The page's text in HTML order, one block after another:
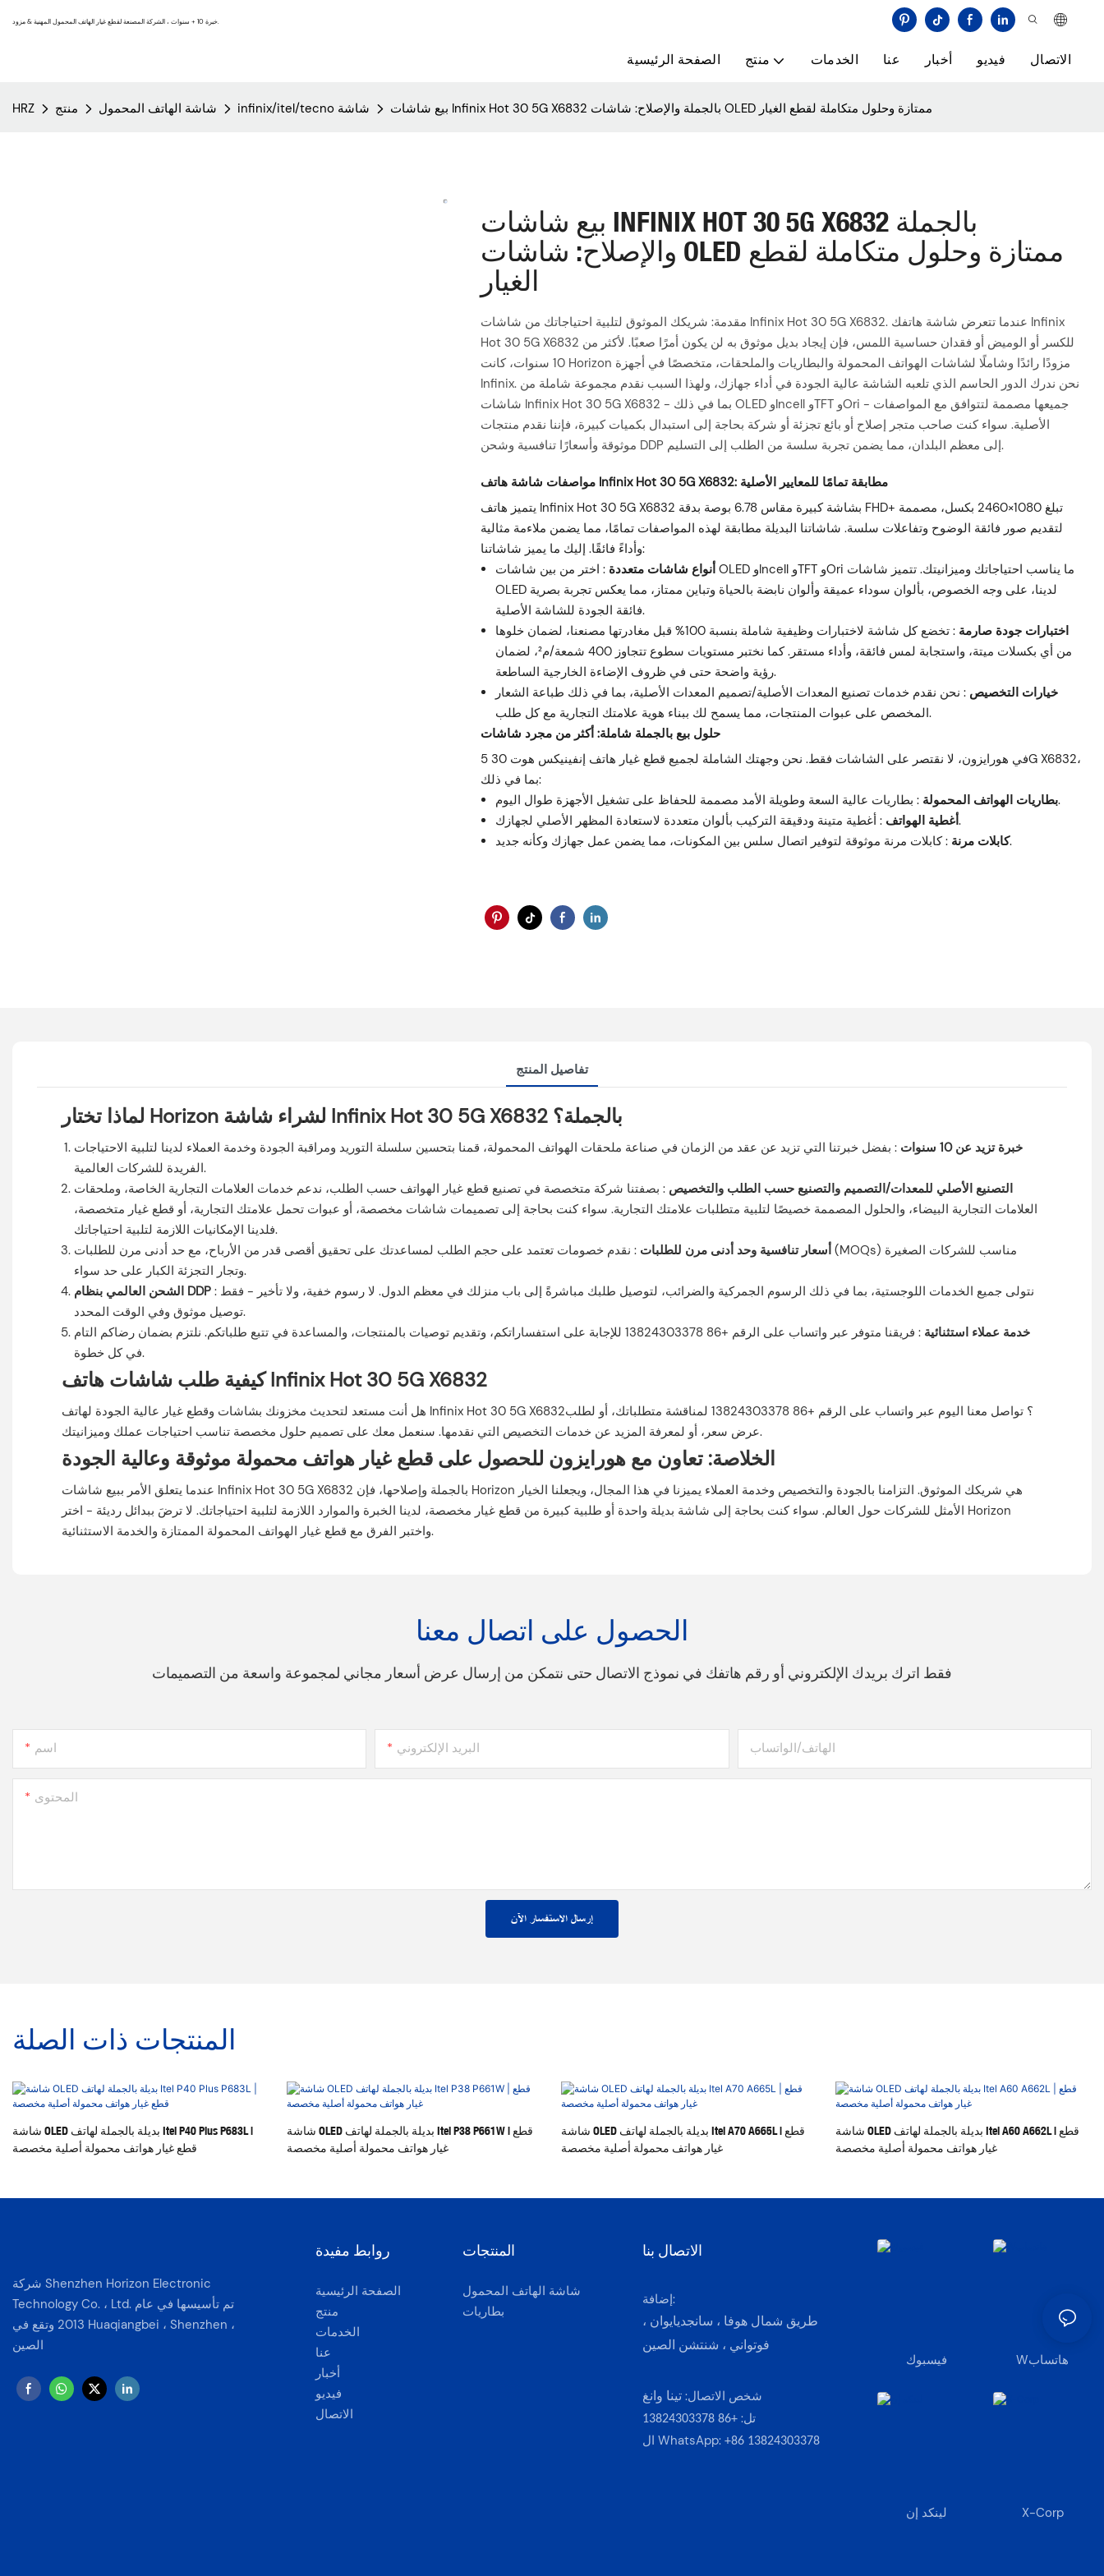
الصفحة الرئيسية منتج الخدمات عنا أخبار فيديو الاتصال
HRZ منتج شاشة الهاتف المحمول infinix/itel/tecno شاشة بيع شاشات Infinix Hot 30 5G X6832 بالجملة والإصلاح: شاشات OLED ممتازة وحلول متكاملة لقطع الغيار
بيع شاشات INFINIX HOT 30 5G X6832 بالجملة
والإصلاح: شاشات OLED ممتازة وحلول متكاملة لقطع
الغيار
مقدمة: شريكك الموثوق لتلبية احتياجاتك من شاشات Infinix Hot 30 5G X6832. عندما تتعرض شاشة هاتفك Infinix
Hot 30 5G X6832 للكسر أو الوميض أو فقدان حساسية اللمس، فإن إيجاد بديل موثوق به لن يكون أمرًا صعبًا. لأكثر من
10 سنوات، كانت Horizon مزودًا رائدًا وشاملًا لشاشات الهواتف المحمولة والبطاريات والملحقات، متخصصًا في أجهزة
Infinix. نحن ندرك الدور الحاسم الذي تلعبه الشاشة عالية الجودة في أداء جهازك، ولهذا السبب نقدم مجموعة شاملة من
شاشات Infinix Hot 30 5G X6832 - بما في ذلك OLED وIncell وTFT وOri - جميعها مصممة لتتوافق مع المواصفات
الأصلية. سواء كنت صاحب متجر إصلاح أو بائع تجزئة أو شركة بحاجة إلى استبدال بكميات كبيرة، فإننا نقدم منتجات
موثوقة وأسعارًا تنافسية وشحن DDP إلى معظم البلدان، مما يضمن تجربة سلسة من الطلب إلى التسليم.
مواصفات شاشة هاتف Infinix Hot 30 5G X6832: مطابقة تمامًا للمعايير الأصلية
يتميز هاتف Infinix Hot 30 5G X6832 بشاشة كبيرة مقاس 6.78 بوصة بدقة FHD+ تبلغ 1080×2460 بكسل، مصممة
لتقديم صور فائقة الوضوح وتفاعلات سلسة. شاشاتنا البديلة مطابقة لهذه المواصفات تمامًا، مما يضمن ملاءمة مثالية
وأداءً فائقًا. إليك ما يميز شاشاتنا:
أنواع شاشات متعددة : اختر من بين شاشات OLED وIncell وTFT وOri ما يناسب احتياجاتك وميزانيتك. تتميز شاشات
OLED لدينا، على وجه الخصوص، بألوان سوداء عميقة وألوان نابضة بالحياة وتباين ممتاز، مما يعكس تجربة بصرية
فائقة الجودة للشاشة الأصلية.
اختبارات جودة صارمة
: تخضع كل شاشة لاختبارات وظيفية شاملة بنسبة 100% قبل مغادرتها مصنعنا، لضمان خلوها
من أي بكسلات ميتة، واستجابة لمس فائقة، وأداء مستقر. كما نختبر مستويات سطوع تتجاوز 400 شمعة/م²، لضمان
رؤية واضحة حتى في ظروف الإضاءة الخارجية الساطعة.
خيارات التخصيص : نحن نقدم خدمات تصنيع المعدات الأصلية/تصميم المعدات الأصلية، بما في ذلك طباعة الشعار
المخصص على عبوات المنتجات، مما يسمح لك ببناء هوية علامتك التجارية مع كل طلب.
حلول بيع بالجملة شاملة: أكثر من مجرد شاشات
في هورايزون، لا نقتصر على الشاشات فقط. نحن وجهتك الشاملة لجميع قطع غيار هاتف إنفينيكس هوت 30 5G X6832،
بما في ذلك:
بطاريات الهواتف المحمولة: بطاريات عالية السعة وطويلة الأمد مصممة للحفاظ على تشغيل الأجهزة طوال اليوم.
أغطية الهواتف: أغطية متينة ودقيقة التركيب بألوان متعددة لاستعادة المظهر الأصلي لجهازك.
كابلات مرنة: كابلات مرنة موثوقة لتوفير اتصال سلس بين المكونات، مما يضمن عمل جهازك وكأنه جديد.
تفاصيل المنتج
لماذا تختار Horizon لشراء شاشة Infinix Hot 30 5G X6832 بالجملة؟
خبرة تزيد عن 10 سنوات
: بفضل خبرتنا التي تزيد عن عقد من الزمان في صناعة ملحقات الهواتف المحمولة، قمنا بتحسين سلسلة التوريد ومراقبة الجودة وخدمة العملاء لدينا لتلبية الاحتياجات
الفريدة للشركات العالمية.
التصنيع الأصلي للمعدات/التصميم والتصنيع حسب الطلب والتخصيص : بصفتنا شركة متخصصة في تصنيع قطع غيار الهواتف حسب الطلب، ندعم خدمات العلامات التجارية الخاصة، وملحقات
العلامات التجارية البيضاء، والحلول المصممة خصيصًا لتلبية متطلبات علامتك التجارية. سواء كنت بحاجة إلى تصميمات شاشات مخصصة، أو عبوات تحمل علامتك التجارية، أو قطع غيار متخصصة،
فلدينا الإمكانيات اللازمة لتلبية احتياجاتك.
أسعار تنافسية وحد أدنى مرن للطلبات : نقدم خصومات تعتمد على حجم الطلب لمساعدتك على تحقيق أقصى قدر من الأرباح، مع حد أدنى مرن للطلبات (MOQs) مناسب للشركات الصغيرة
وتجار التجزئة الكبار على حد سواء.
الشحن العالمي بنظام DDP : نتولى جميع الخدمات اللوجستية، بما في ذلك الرسوم الجمركية والضرائب، لتوصيل طلبك مباشرةً إلى باب منزلك في معظم الدول. لا رسوم خفية، ولا تأخير - فقط
توصيل موثوق وفي الوقت المحدد.
خدمة عملاء استثنائية
: فريقنا متوفر عبر واتساب على الرقم +86 13824303378 للإجابة على استفساراتكم، وتقديم توصيات بالمنتجات، والمساعدة في تتبع طلباتكم. نلتزم بضمان رضاكم التام
في كل خطوة.
كيفية طلب شاشات هاتف Infinix Hot 30 5G X6832
هل أنت مستعد لتحديث مخزونك بشاشات وقطع غيار عالية الجودة لهاتف Infinix Hot 30 5G X6832؟ تواصل معنا اليوم عبر واتساب على الرقم +86 13824303378 لمناقشة متطلباتك، أو لطلب
عرض سعر، أو لمعرفة المزيد عن خدمات التخصيص التي نقدمها. سنعمل معك على تصميم حلول مخصصة تناسب احتياجات عملك وميزانيتك.
الخلاصة: تعاون مع هورايزون للحصول على قطع غيار هواتف محمولة موثوقة وعالية الجودة
عندما يتعلق الأمر ببيع شاشات Infinix Hot 30 5G X6832 بالجملة وإصلاحها، فإن Horizon هي شريكك الموثوق. التزامنا بالجودة والتخصيص وخدمة العملاء يميزنا في هذا المجال، ويجعلنا الخيار
الأمثل للشركات حول العالم. سواء كنت بحاجة إلى شاشة بديلة واحدة أو طلبية كبيرة من قطع غيار مخصصة، لدينا الخبرة والموارد اللازمة لتلبية احتياجاتك. لا ترضَ ببدائل رديئة - اختر Horizon
واختبر الفرق مع قطع غيار الهواتف المحمولة الممتازة والخدمة الاستثنائية.
الحصول على اتصال معنا
فقط اترك بريدك الإلكتروني أو رقم هاتفك في نموذج الاتصال حتى نتمكن من إرسال عرض أسعار مجاني لمجموعة واسعة من التصميمات
اسم البريد الإلكتروني الهاتف/الواتساب
المحتوى
إرسال الاستفسار الآن
المنتجات ذات الصلة
شاشة OLED بديلة بالجملة لهاتف Itel P40 Plus P683L |
قطع غيار هواتف محمولة أصلية مخصصة
شاشة OLED بديلة بالجملة لهاتف Itel P38 P661W | قطع
غيار هواتف محمولة أصلية مخصصة
شاشة OLED بديلة بالجملة لهاتف Itel A70 A665L | قطع
غيار هواتف محمولة أصلية مخصصة
شاشة OLED بديلة بالجملة لهاتف Itel A60 A662L | قطع
غيار هواتف محمولة أصلية مخصصة
شركة Shenzhen Horizon Electronic
Technology Co. ، Ltd. تم تأسيسها في عام
2013 وتقع في Huaqiangbei ، Shenzhen ،
روابط مفيدة
الصفحة الرئيسية
منتج
الخدمات
عنا
أخبار
فيديو
الاتصال
المنتجات
شاشة الهاتف المحمول
بطاريات
الاتصال بنا
إضافة:
طريق شمال هوفا ، سانجديايوان ،
فوتواني ، شنتشن الصين
شخص الاتصال:تينا وانغ
تل:+86 13824303378
ال WhatsApp: +86 13824303378
فيسبوك Wهاتساب
لينكد إن X-Corp